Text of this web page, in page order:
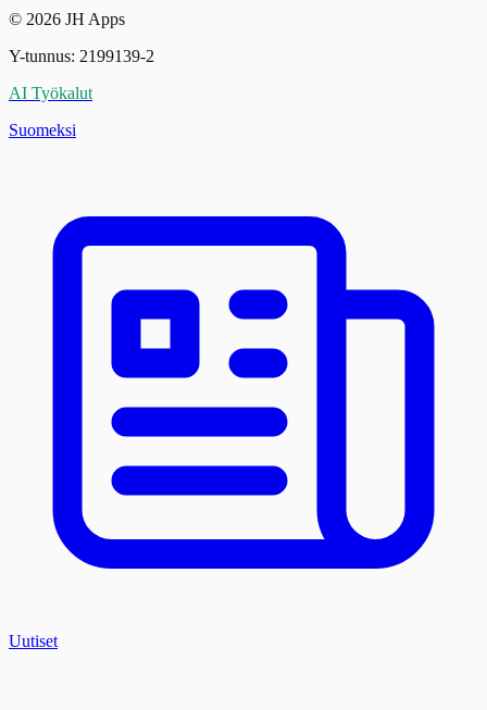
© 2026 JH Apps
Y-tunnus: 2199139-2
AI Työkalut
Suomeksi
Uutiset